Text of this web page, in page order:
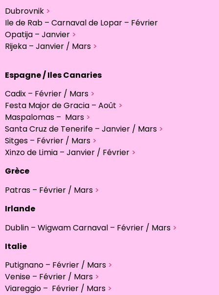
Dubrovnik >
Ile de Rab – Carnaval de Lopar – Février
Opatija – Janvier >
Rijeka – Janvier / Mars >
Espagne / Iles Canaries
Cadix – Février / Mars >
Festa Major de Gracia – Août >
Maspalomas – Mars >
Santa Cruz de Tenerife – Janvier / Mars >
Sitges – Février / Mars >
Xinzo de Limia – Janvier / Février >
Grèce
Patras – Février / Mars >
Irlande
Dublin – Wigwam Carnaval – Février / Mars >
Italie
Putignano – Février / Mars >
Venise – Février / Mars >
Viareggio – Février / Mars >